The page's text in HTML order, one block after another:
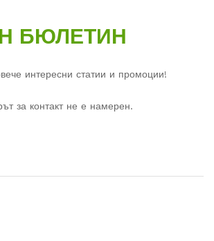
БЮЛЕТИН
интересни статии и промоции!
за контакт не е намерен.